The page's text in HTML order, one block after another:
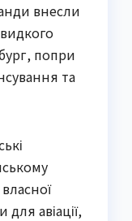
внесли
попри
та
для авіації,